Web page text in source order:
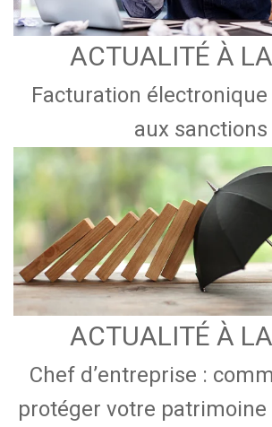
ACTUALITÉ À
Facturation
aux sanctions
ACTUALITÉ À
Chef d’entreprise :
protéger votre patrimoine